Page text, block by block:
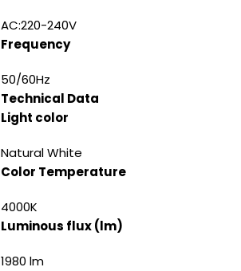
AC:220-240V
Frequency
50/60Hz
Technical Data
Light color
Natural White
Color Temperature
4000K
Luminous flux (lm)
1980 lm